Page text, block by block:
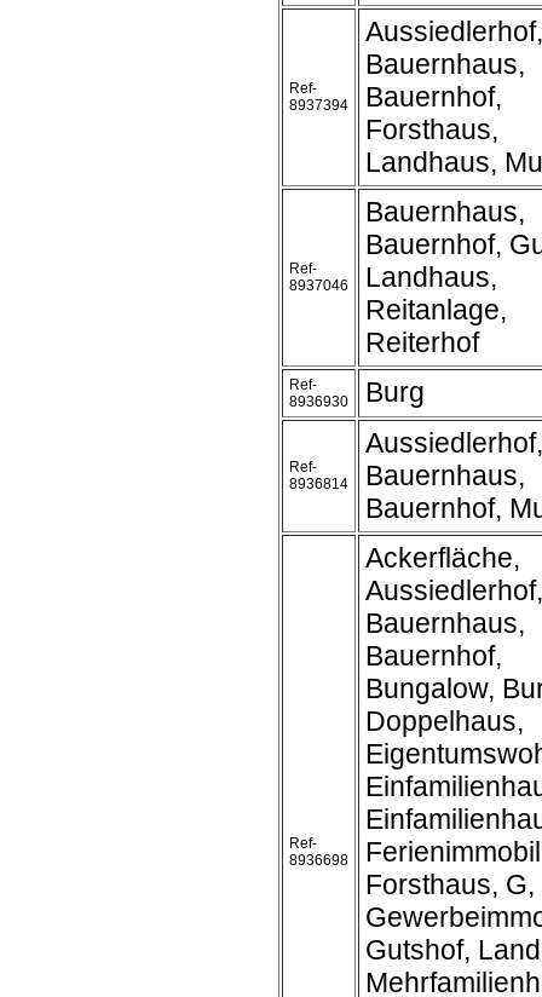
Ref-
8937394
Aussiedlerhof,
Bauernhaus,
Bauernhof,
Forsthaus,
Landhaus,
Ref-
8937046
Bauernhaus,
Bauernhof,
Landhaus,
Reitanlage,
Reiterhof
Ref-
8936930
Burg
Ref-
8936814
Aussiedlerhof,
Bauernhaus,
Bauernhof,
Ref-
8936698
Ackerfläche,
Aussiedlerhof,
Bauernhaus,
Bauernhof,
Bungalow,
Doppelhaus,
Forsthaus, G,
Gutshof,